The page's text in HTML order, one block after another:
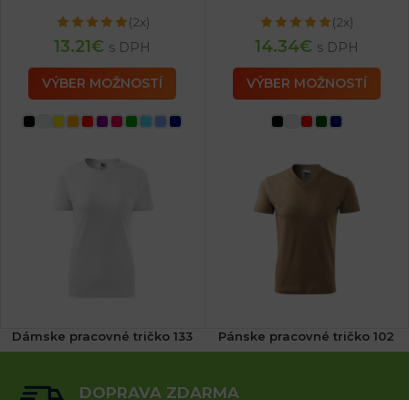
(2x)
13.21€ s DPH
VÝBER MOŽNOSTÍ
(2x)
14.34€ s DPH
VÝBER MOŽNOSTÍ
Dámske pracovné tričko 133 Pánske pracovné tričko 102
DOPRAVA ZDARMA